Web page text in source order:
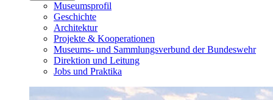
Museumsprofil
Geschichte
Architektur
Projekte & Kooperationen
Museums- und Sammlungsverbund der Bundeswehr
Direktion und Leitung
Jobs und Praktika